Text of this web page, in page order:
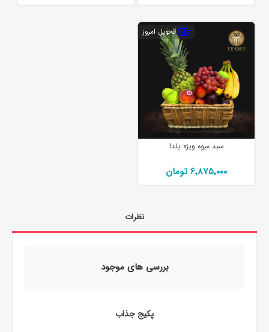
تحویل امروز
سبد میوه ویژه یلدا
6٬875٬000 تومان
نظرات
بررسی های موجود
پکیج جذاب